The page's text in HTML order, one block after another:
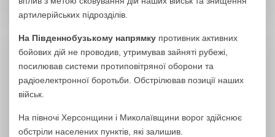
артилерійських підрозділів.
На Південнобузькому напрямку противник активних
бойових дій не проводив, утримував зайняті рубежі,
посилював системи протиповітряної оборони та
радіоелектронної боротьби. Обстрілював позиції наших
військ.
На півночі Херсонщини і Миколаївщини ворог здійснює
обстріли населених пунктів, які залишив.